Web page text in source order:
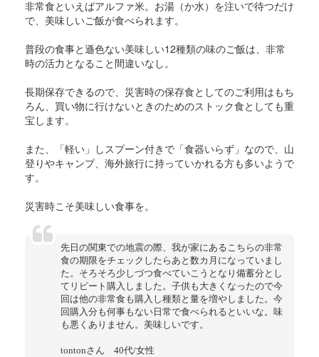
非常食といえばアルファ米。お湯（か水）を注いで待つだけ
で、美味しいご飯が食べられます。
普段の食事と遜色ない美味しい12種類の味のご飯は、非常
時の活力となること間違いなし。
長期保存できるので、災害時の保存食としてのご利用はもち
ろん、買い物に行けないときのためのストック食としても重
宝します。
また、「軽い」しスプーン付きで「食器いらず」なので、山
登りやキャンプ、海外旅行に持っていかれる方も多いようで
す。
災害時こそ美味しい食事を。
先日の関東での地震の際、我が家にあるこちらの非常
食の期限をチェックしたらあと数カ月になっていまし
た。そろそろ少しづつ食べていこうとなり備蓄分とし
てリピート購入しました。子供も大きくなったので今
回は他の非常食も購入し種類と量を増やしました。今
回購入分も何事もない日常で食べられるといいな。味
も悪くありません。美味しいです。
tontonさん 40代/女性